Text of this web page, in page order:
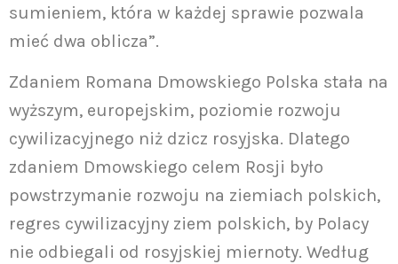
sumieniem, która w każdej sprawie pozwala
mieć dwa oblicza”.
Zdaniem Romana Dmowskiego Polska stała na
wyższym, europejskim, poziomie rozwoju
cywilizacyjnego niż dzicz rosyjska. Dlatego
zdaniem Dmowskiego celem Rosji było
powstrzymanie rozwoju na ziemiach polskich,
regres cywilizacyjny ziem polskich, by Polacy
nie odbiegali od rosyjskiej miernoty. Według